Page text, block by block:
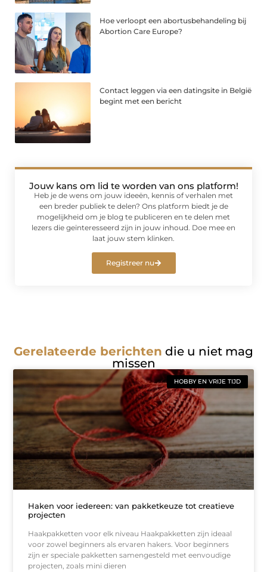
Hoe verloopt een abortusbehandeling bij
Abortion Care Europe?
Contact leggen via een datingsite in België
begint met een bericht
Jouw kans om lid te worden van ons platform!
Heb je de wens om jouw ideeën, kennis of verhalen met
een breder publiek te delen? Ons platform biedt je de
mogelijkheid om je blog te publiceren en te delen met
lezers die geïnteresseerd zijn in jouw inhoud. Doe mee en
laat jouw stem klinken.
Registreer nu
Gerelateerde berichten die u niet mag
missen
HOBBY EN VRIJE TIJD
Haken voor iedereen: van pakketkeuze tot creatieve
projecten
Haakpakketten voor elk niveau Haakpakketten zijn ideaal
voor zowel beginners als ervaren hakers. Voor beginners
zijn er speciale pakketten samengesteld met eenvoudige
projecten, zoals mini dieren